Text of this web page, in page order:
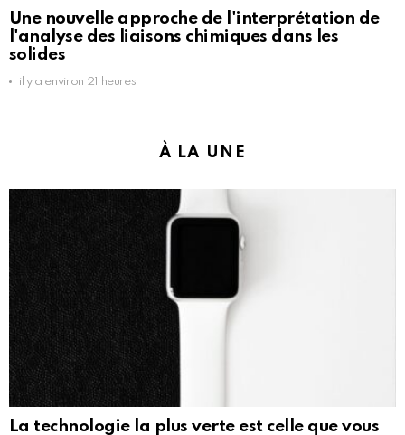
Une nouvelle approche de l'interprétation de
l'analyse des liaisons chimiques dans les
solides
il y a environ 21 heures
À LA UNE
La technologie la plus verte est celle que vous